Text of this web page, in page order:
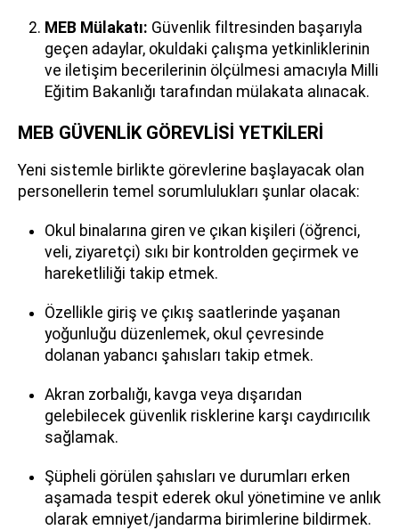
MEB Mülakatı: Güvenlik filtresinden başarıyla
geçen adaylar, okuldaki çalışma yetkinliklerinin
ve iletişim becerilerinin ölçülmesi amacıyla Milli
Eğitim Bakanlığı tarafından mülakata alınacak.
MEB GÜVENLİK GÖREVLİSİ YETKİLERİ
Yeni sistemle birlikte görevlerine başlayacak olan
personellerin temel sorumlulukları şunlar olacak:
Okul binalarına giren ve çıkan kişileri (öğrenci,
veli, ziyaretçi) sıkı bir kontrolden geçirmek ve
hareketliliği takip etmek.
Özellikle giriş ve çıkış saatlerinde yaşanan
yoğunluğu düzenlemek, okul çevresinde
dolanan yabancı şahısları takip etmek.
Akran zorbalığı, kavga veya dışarıdan
gelebilecek güvenlik risklerine karşı caydırıcılık
sağlamak.
Şüpheli görülen şahısları ve durumları erken
aşamada tespit ederek okul yönetimine ve anlık
olarak emniyet/jandarma birimlerine bildirmek.